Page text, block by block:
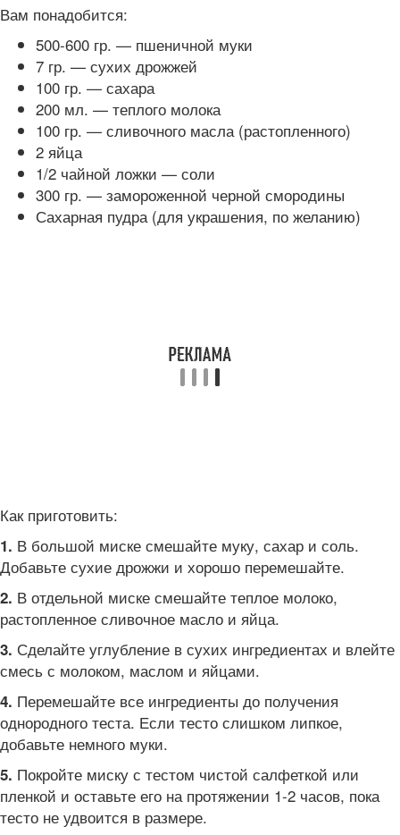
Вам понадобится:
500-600 гр. — пшеничной муки
7 гр. — сухих дрожжей
100 гр. — сахара
200 мл. — теплого молока
100 гр. — сливочного масла (растопленного)
2 яйца
1/2 чайной ложки — соли
300 гр. — замороженной черной смородины
Сахарная пудра (для украшения, по желанию)
Как приготовить:
1. В большой миске смешайте муку, сахар и соль.
Добавьте сухие дрожжи и хорошо перемешайте.
2. В отдельной миске смешайте теплое молоко,
растопленное сливочное масло и яйца.
3. Сделайте углубление в сухих ингредиентах и влейте
смесь с молоком, маслом и яйцами.
4. Перемешайте все ингредиенты до получения
однородного теста. Если тесто слишком липкое,
добавьте немного муки.
5. Покройте миску с тестом чистой салфеткой или
пленкой и оставьте его на протяжении 1-2 часов, пока
тесто не удвоится в размере.